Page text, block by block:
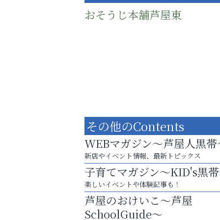
おそうじ本舗芦屋東
梅雨でカビが繁殖する前に！
エアコン掃除は“今”が最適
そうさくてっぱん樹々
その他のContents
WEBマガジン～芦屋人黒帯
新店やイベント情報、最新トピックス
子育てマガジン～KID's黒
楽しいイベントや体験記事も！
芦屋のおけいこ～芦屋
SchoolGuide～